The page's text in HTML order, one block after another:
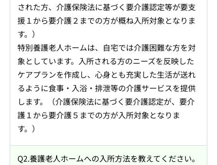
された方、介護保険法に基づく要介護認定等が要支
援１から要介護２までの方が概ね入所対象となりま
す。）
特別養護老人ホームは、自宅では介護困難な方を対
象としています。入所される方のニーズを反映した
ケアプランを作成し、心身とも充実した生活が送れ
るように食事・入浴・排泄等の介護サービスを提供
します。（介護保険法に基づく要介護認定が、要介
護１から要介護５までの方が入所対象となりま
す。）
Q2.養護老人ホームへの入所方法を教えてください。